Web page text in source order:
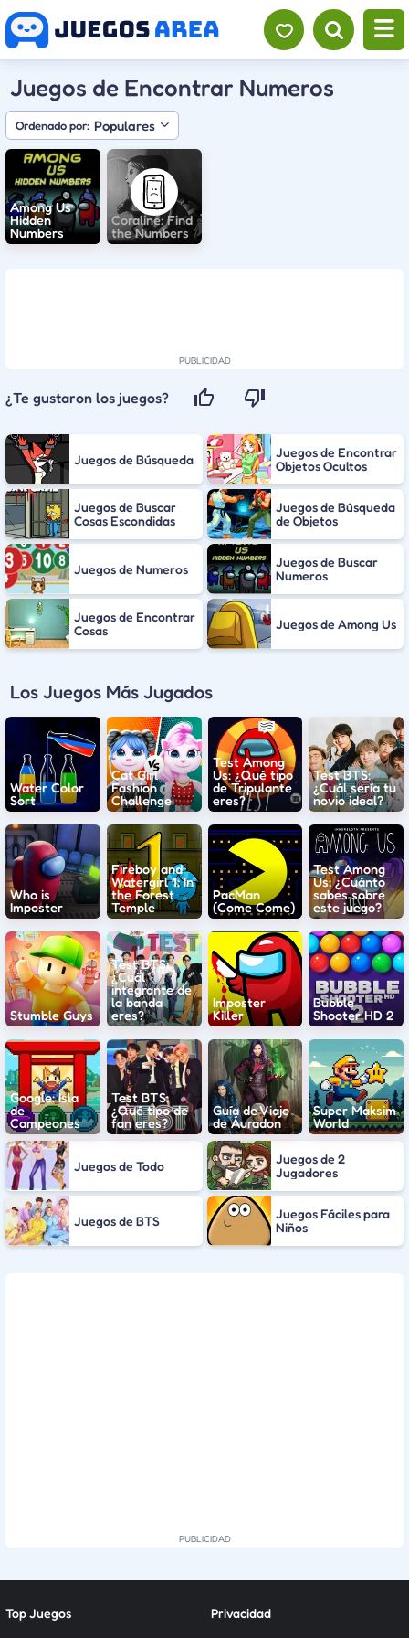
Juegos de Encontrar Numeros
Ordenado por: Populares
Among Us
Hidden
Numbers
Coraline: Find
the Numbers
¿Te gustaron los juegos?
Juegos de Búsqueda
Juegos de Encontrar
Objetos Ocultos
Juegos de Buscar
Cosas Escondidas
Juegos de Búsqueda
de Objetos
Juegos de Numeros
Juegos de Buscar
Numeros
Juegos de Encontrar
Cosas
Juegos de Among Us
Los Juegos Más Jugados
Water Color
Sort
Cat Girl
Fashion
Challenge
Test Among
Us: ¿Qué tipo
de Tripulante
eres?
Test BTS:
¿Cuál sería tu
novio ideal?
Who is
Imposter
Fireboy and
Watergirl 1: In
the Forest
Temple
PacMan
(Come Come)
Test Among
Us: ¿Cuánto
sabes sobre
este juego?
Stumble Guys
Test BTS:
¿Cuál
integrante de
la banda
eres?
Imposter
Killer
Bubble
Shooter HD 2
Google: Isla
de
Campeones
Test BTS:
¿Qué tipo de
fan eres?
Guía de Viaje
de Áuradon
Super Maksim
World
Juegos de Todo
Juegos de 2
Jugadores
Juegos de BTS
Juegos Fáciles para
Niños
Top Juegos
Privacidad